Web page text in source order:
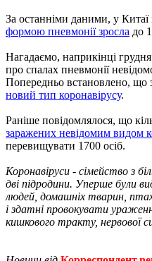
За останніми даними, у Китаї
формою пневмонії зросла до
Нагадаємо, наприкінці
про спалах пневмонії
Попередньо встановлено, що
новий тип коронавірусу.
Раніше повідомлялося, що
заражених невідомим видом
перевищувати 1700 осіб.
Коронавіруси - сімейство з
дві підродини. Уперше були
людей, домашніх тварин,
і здатні провокувати
кишкового тракту, нервової